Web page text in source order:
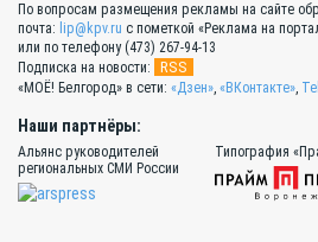
По вопросам размещения рекламы на сайте
почта: lip@kpv.ru с пометкой «Реклама на
или по телефону (473) 267-94-13
Подписка на новости:
RSS
«МОЁ! Белгород» в сети: «Дзен», «ВКонтакте»,
Наши партнёры:
Альянс руководителей
региональных СМИ России
Типография